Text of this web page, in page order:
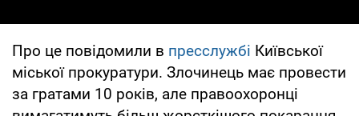
Про це повідомили в пресслужбі Київської
міської прокуратури. Злочинець має провести
за гратами 10 років, але правоохоронці